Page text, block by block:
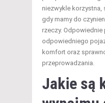
niezwykle korzystna,
gdy mamy do
rzeczy.
odpowiedniego
komfort oraz
przeprowadzania.
Jakie są